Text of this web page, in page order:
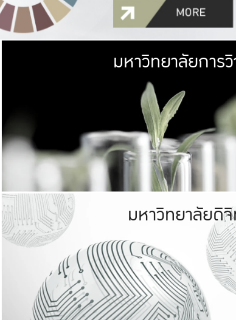
มหาวิ
เกษตรศาสตร์ มีพื้
เป็นป่าในเ
เกษตรในเมือง
ที่นับรวมกั
มหาวิทยาลัยการ
มหาวิทยาลัยรับผิด
ร่วมมือกับชุ
แ
มหาวิทยาลัยดิ